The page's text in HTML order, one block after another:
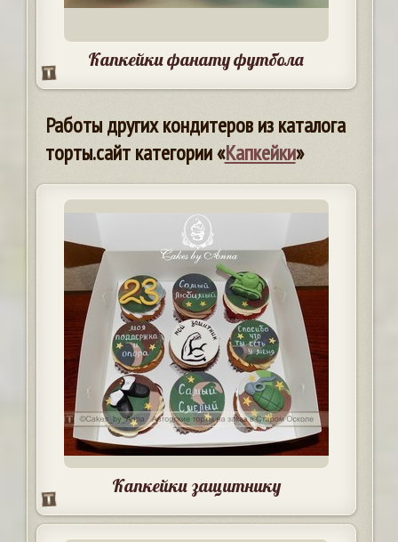
Капкейки фанату футбола
Работы других кондитеров из каталога
торты.сайт категории «Капкейки»
Капкейки защитнику